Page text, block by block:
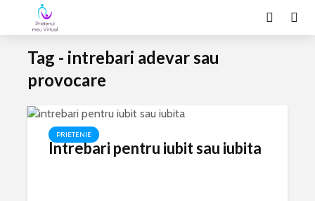
Tag - intrebari adevar sau
provocare
PRIETENIE
Intrebari pentru iubit sau iubita